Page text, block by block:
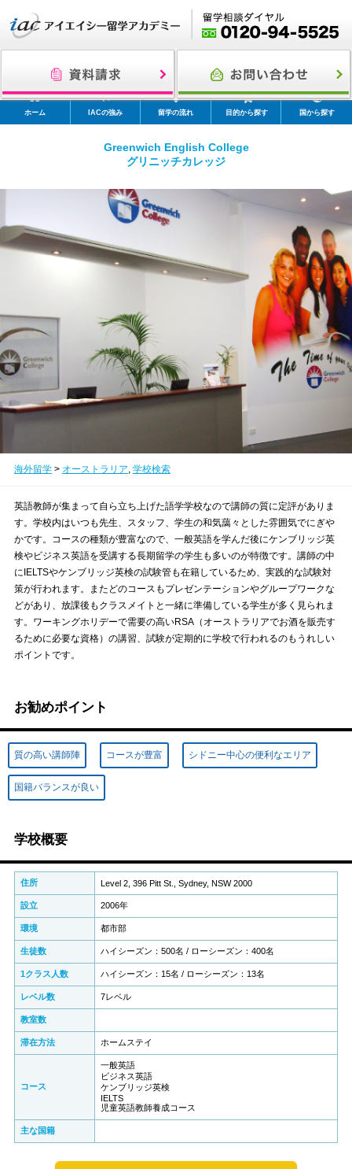
ホーム IACの強み 留学の流れ 目的から探す 国から探す
Greenwich English College
グリニッチカレッジ
海外留学> オーストラリア, 学校検索
英語教師が集まって自ら立ち上げた語学学校なので講師の質に定評がありま
す。学校内はいつも先生、スタッフ、学生の和気藹々とした雰囲気でにぎや
かです。コースの種類が豊富なので、一般英語を学んだ後にケンブリッジ英
検やビジネス英語を受講する長期留学の学生も多いのが特徴です。講師の中
にIELTSやケンブリッジ英検の試験管も在籍しているため、実践的な試験対
策が行われます。またどのコースもプレゼンテーションやグループワークな
どがあり、放課後もクラスメイトと一緒に準備している学生が多く見られま
す。ワーキングホリデーで需要の高いRSA（オーストラリアでお酒を販売す
るために必要な資格）の講習、試験が定期的に学校で行われるのもうれしい
ポイントです。
お勧めポイント
質の高い講師陣 コースが豊富 シドニー中心の便利なエリア
国籍バランスが良い
学校概要
住所 Level 2, 396 Pitt St., Sydney, NSW 2000
設立 2006年
環境 都市部
生徒数 ハイシーズン：500名 / ローシーズン：400名
1クラス人数 ハイシーズン：15名 / ローシーズン：13名
レベル数 7レベル
教室数
滞在方法 ホームステイ
コース
一般英語
ビジネス英語
ケンブリッジ英検
IELTS
児童英語教師養成コース
主な国籍